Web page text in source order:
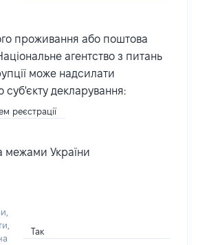
проживання або поштова
агентство з питань
може надсилати
суб'єкту декларування:
реєстрації
межами України
Так